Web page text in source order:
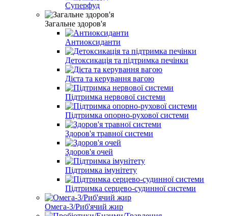
Суперфуд
Загальне здоров'я
Антиоксиданти
Детоксикація та підтримка печінки
Дієта та керування вагою
Підтримка нервової системи
Підтримка опорно-рухової системи
Здоров'я травної системи
Здоров'я очей
Підтримка імунітету
Підтримка серцево-судинної системи
Омега-3/Риб'ячий жир